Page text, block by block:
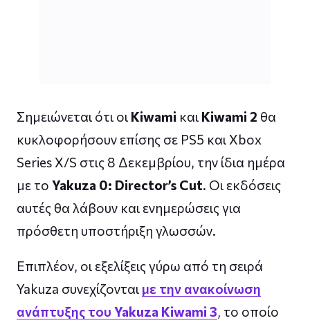
Σημειώνεται ότι οι Kiwami και Kiwami 2 θα
κυκλοφορήσουν επίσης σε PS5 και Xbox
Series X/S στις 8 Δεκεμβρίου, την ίδια ημέρα
με το Yakuza 0: Director’s Cut. Οι εκδόσεις
αυτές θα λάβουν και ενημερώσεις για
πρόσθετη υποστήριξη γλωσσών.
Επιπλέον, οι εξελίξεις γύρω από τη σειρά
Yakuza συνεχίζονται με την ανακοίνωση
ανάπτυξης του Yakuza Kiwami 3, το οποίο